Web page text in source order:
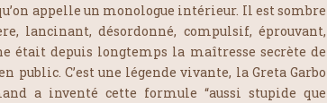
appelle un monologue intérieur. Il est sombre
lancinant, désordonné, compulsif, éprouvant,
était depuis longtemps la maîtresse secrète de
public. C’est une légende vivante, la Greta Garbo
a inventé cette formule “aussi stupide que